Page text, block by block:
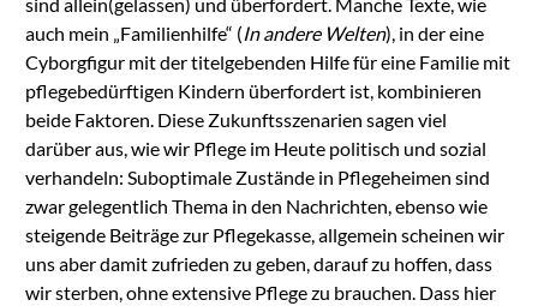
sind allein(gelassen) und überfordert. Manche Texte, wie
auch mein „Familienhilfe“ (In andere Welten), in der eine
Cyborgfigur mit der titelgebenden Hilfe für eine Familie mit
pflegebedürftigen Kindern überfordert ist, kombinieren
beide Faktoren. Diese Zukunftsszenarien sagen viel
darüber aus, wie wir Pflege im Heute politisch und sozial
verhandeln: Suboptimale Zustände in Pflegeheimen sind
zwar gelegentlich Thema in den Nachrichten, ebenso wie
steigende Beiträge zur Pflegekasse, allgemein scheinen wir
uns aber damit zufrieden zu geben, darauf zu hoffen, dass
wir sterben, ohne extensive Pflege zu brauchen. Dass hier